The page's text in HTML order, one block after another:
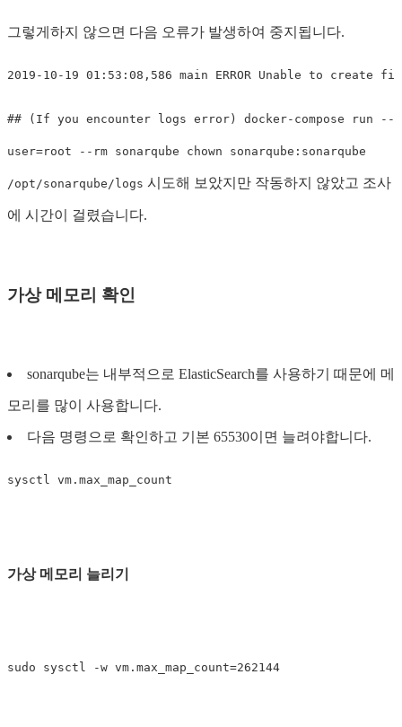
그렇게하지 않으면 다음 오류가 발생하여 중지됩니다.
## (If you encounter logs error) docker-compose run --
user=root --rm sonarqube chown sonarqube:sonarqube
/opt/sonarqube/logs 시도해 보았지만 작동하지 않았고 조사
에 시간이 걸렸습니다.
가상 메모리 확인
sonarqube는 내부적으로 ElasticSearch를 사용하기 때문에 메
모리를 많이 사용합니다.
다음 명령으로 확인하고 기본 65530이면 늘려야합니다.
가상 메모리 늘리기